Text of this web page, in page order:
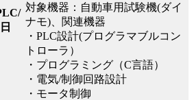
対象機器：自動車用試験機(ダイ
ナモ)、関連機器
・PLC設計(プログラマブルコン
トローラ）
・プログラミング（C言語）
・電気/制御回路設計
・モータ制御